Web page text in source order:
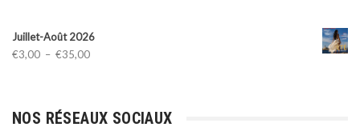
Juillet-Août 2026
€3,00 – €35,00Plage
à
NOS RÉSEAUX SOCIAUX